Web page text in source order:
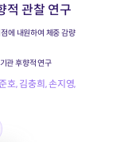
적 관찰 연구
에 내원하여 체중 감량
관 후향적 연구
호, 김충희, 손지영,